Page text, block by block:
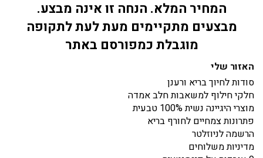
המחיר המלא. הנחה זו אינה מבצע.
מבצעים מתקיימים מעת לעת לתקופה
מוגבלת כמפורסם באתר
האזור שלי
סודות לחיוך בריא ורענן
חלקי חילוף למשאבות חלב אמדה
מוצרי היגיינה נשית 100% טבעית
פתרונות צמחיים לחורף בריא
הרשמה לניוזלטר
מדיניות משלוחים